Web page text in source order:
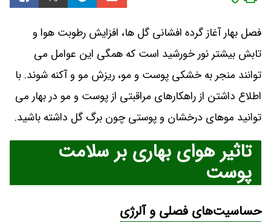
فصل بهار آغاز گرده افشانی گل ها، افزایش رطوبت هوا و
تابش بیشتر نور خورشید است که همگی این عوامل می
توانند منجر به خشکی پوست و مو، ریزش مو و آکنه شوند. با
اطلاع داشتن از راهکارهای مراقبتی از پوست و مو در بهار می
توانید موهای درخشان و پوستی چون برگ گل داشته باشید.
تاثیر هوای بهاری بر سلامت
پوست
حساسیت‌های فصلی و آلرژی